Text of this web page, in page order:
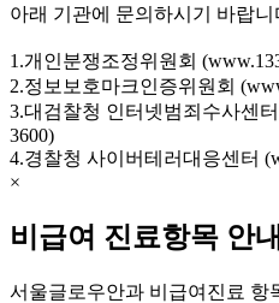
아래 기관에 문의하시기 바랍니
1.개인분쟁조정위원회
2.정보보호마크인증위원회
3.대검찰청 인터넷범죄수사센터
3600)
4.경찰청 사이버테러대응센터
×
비급여 진료항목 안내
서울글로우안과 비급여진료 항